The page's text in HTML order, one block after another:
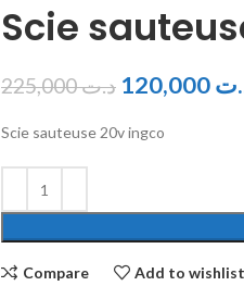
Scie
د.ت225,000
Scie sauteuse 20v ingco
Compare Add to wishlist